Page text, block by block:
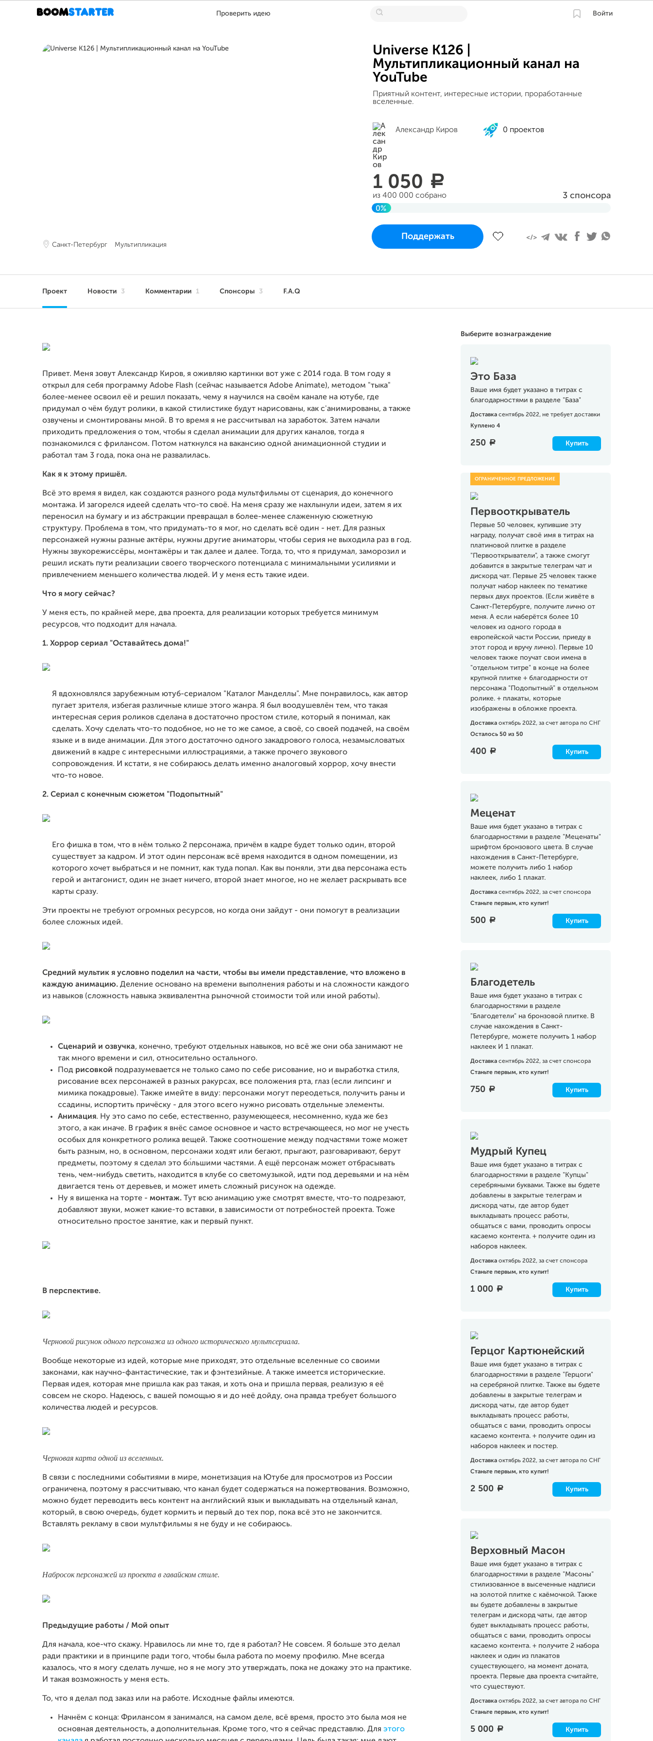
Проверить идею Войти
Санкт-Петербург Мультипликация
Universe K126 |
Мультипликационный канал на
YouTube
Приятный контент, интересные истории, проработанные
вселенные.
Александр Киров 0 проектов
1 050 a
из 400 000 собрано 3 спонсора
0%
Проект начался 20 июня и завершится
как только соберет 100% требуемой суммы или более
Поддержать
Проект Новости 3 Комментарии 1 Спонсоры 3 F.A.Q
Выберите вознаграждение
Это База
Ваше имя будет указано в титрах с
благодарностями в разделе "База"
Доставка сентябрь 2022, не требует доставки
Куплено 4
250 a Купить
Первооткрыватель
Первые 50 человек, купившие эту
награду, получат своё имя в титрах на
платиновой плитке в разделе
"Первооткрыватели", а также смогут
добавится в закрытые телеграм чат и
дискорд чат. Первые 25 человек также
получат набор наклеек по тематике
первых двух проектов. (Если живёте в
Санкт-Петербурге, получите лично от
меня. А если наберётся более 10
человек из одного города в
европейской части России, приеду в
этот город и вручу лично). Первые 10
человек также поучат свои имена в
"отдельном титре" в конце на более
крупной плитке + благодарности от
персонажа "Подопытный" в отдельном
ролике. + плакаты, которые
изображены в обложке проекта.
Доставка октябрь 2022, за счет автора по СНГ
Осталось 50 из 50
400 a Купить
Меценат
Ваше имя будет указано в титрах с
благодарностями в разделе "Меценаты"
шрифтом бронзового цвета. В случае
нахождения в Санкт-Петербурге,
можете получить либо 1 набор
наклеек, либо 1 плакат.
Доставка сентябрь 2022, за счет спонсора
Станьте первым, кто купит!
500 a Купить
Благодетель
Ваше имя будет указано в титрах с
благодарностями в разделе
"Благодетели" на бронзовой плитке. В
случае нахождения в Санкт-
Петербурге, можете получить 1 набор
наклеек И 1 плакат.
Доставка сентябрь 2022, за счет спонсора
Станьте первым, кто купит!
750 a Купить
Мудрый Купец
Ваше имя будет указано в титрах с
благодарностями в разделе "Купцы"
серебряными буквами. Также вы будете
добавлены в закрытые телеграм и
дискорд чаты, где автор будет
выкладывать процесс работы,
общаться с вами, проводить опросы
касаемо контента. + получите один из
наборов наклеек.
Доставка октябрь 2022, за счет спонсора
Станьте первым, кто купит!
1 000 a Купить
Герцог Картюнейский
Ваше имя будет указано в титрах с
благодарностями в разделе "Герцоги"
на серебряной плитке. Также вы будете
добавлены в закрытые телеграм и
дискорд чаты, где автор будет
выкладывать процесс работы,
общаться с вами, проводить опросы
касаемо контента. + получите один из
наборов наклеек и постер.
Доставка октябрь 2022, за счет автора по СНГ
Станьте первым, кто купит!
2 500 a Купить
Верховный Масон
Ваше имя будет указано в титрах с
благодарностями в разделе "Масоны"
стилизованное в высеченные надписи
на золотой плитке с каёмочкой. Также
вы будете добавлены в закрытые
телеграм и дискорд чаты, где автор
будет выкладывать процесс работы,
общаться с вами, проводить опросы
касаемо контента. + получите 2 набора
наклеек и один из плакатов
существующего, на момент доната,
проекта. Первые два проекта считайте,
что существуют.
Доставка октябрь 2022, за счет автора по СНГ
Станьте первым, кто купит!
5 000 a Купить
Привет. Меня зовут Александр Киров, я оживляю картинки вот уже с 2014 года. В том году я
открыл для себя программу Adobe Flash (сейчас называется Adobe Animate), методом "тыка"
более-менее освоил её и решил показать, чему я научился на своём канале на ютубе, где
придумал о чём будут ролики, в какой стилистике будут нарисованы, как с'анимированы, а также
озвучены и смонтированы мной. В то время я не рассчитывал на заработок. Затем начали
приходить предложения о том, чтобы я сделал анимации для других каналов, тогда я
познакомился с фрилансом. Потом наткнулся на вакансию одной анимационной студии и
работал там 3 года, пока она не развалилась.
Как я к этому пришёл.
Всё это время я видел, как создаются разного рода мультфильмы от сценария, до конечного
монтажа. И загорелся идеей сделать что-то своё. На меня сразу же нахлынули идеи, затем я их
переносил на бумагу и из абстракции превращал в более-менее слаженную сюжетную
структуру. Проблема в том, что придумать-то я мог, но сделать всё один - нет. Для разных
персонажей нужны разные актёры, нужны другие аниматоры, чтобы серия не выходила раз в год.
Нужны звукорежиссёры, монтажёры и так далее и далее. Тогда, то, что я придумал, заморозил и
решил искать пути реализации своего творческого потенциала с минимальными усилиями и
привлечением меньшего количества людей. И у меня есть такие идеи.
Что я могу сейчас?
У меня есть, по крайней мере, два проекта, для реализации которых требуется минимум
ресурсов, что подходит для начала.
1. Хоррор сериал "Оставайтесь дома!"
Я вдохновлялся зарубежным ютуб-сериалом "Каталог Манделлы". Мне понравилось, как автор
пугает зрителя, избегая различные клише этого жанра. Я был воодушевлён тем, что такая
интересная серия роликов сделана в достаточно простом стиле, который я понимал, как
сделать. Хочу сделать что-то подобное, но не то же самое, а своё, со своей подачей, на своём
языке и в виде анимации. Для этого достаточно одного закадрового голоса, незамысловатых
движений в кадре с интересными иллюстрациями, а также прочего звукового
сопровождения. И кстати, я не собираюсь делать именно аналоговый хоррор, хочу внести
что-то новое.
2. Сериал с конечным сюжетом "Подопытный"
Его фишка в том, что в нём только 2 персонажа, причём в кадре будет только один, второй
существует за кадром. И этот один персонаж всё время находится в одном помещении, из
которого хочет выбраться и не помнит, как туда попал. Как вы поняли, эти два персонажа есть
герой и антагонист, один не знает ничего, второй знает многое, но не желает раскрывать все
карты сразу.
Эти проекты не требуют огромных ресурсов, но когда они зайдут - они помогут в реализации
более сложных идей.
Средний мультик я условно поделил на части, чтобы вы имели представление, что вложено в
каждую анимацию. Деление основано на времени выполнения работы и на сложности каждого
из навыков (сложность навыка эквивалентна рыночной стоимости той или иной работы).
Сценарий и озвучка, конечно, требуют отдельных навыков, но всё же они оба занимают не
так много времени и сил, относительно остального.
Под рисовкой подразумевается не только само по себе рисование, но и выработка стиля,
рисование всех персонажей в разных ракурсах, все положения рта, глаз (если липсинг и
мимика покадровые). Также имейте в виду: персонажи могут переодеться, получить раны и
ссадины, испортить причёску - для этого всего нужно рисовать отдельные элементы.
Анимация. Ну это само по себе, естественно, разумеющееся, несомненно, куда же без
этого, а как иначе. В график я внёс самое основное и часто встречающееся, но мог не учесть
особых для конкретного ролика вещей. Также соотношение между подчастями тоже может
быть разным, но, в основном, персонажи ходят или бегают, прыгают, разговаривают, берут
предметы, поэтому я сделал это бо́льшими частями. А ещё персонаж может отбрасывать
тень, чем-нибудь светить, находится в клубе со светомузыкой, идти под деревьями и на нём
двигается тень от деревьев, и может иметь сложный рисунок на одежде.
Ну я вишенка на торте - монтаж. Тут всю анимацию уже смотрят вместе, что-то подрезают,
добавляют звуки, может какие-то вставки, в зависимости от потребностей проекта. Тоже
относительно простое занятие, как и первый пункт.
В перспективе.
Черновой рисунок одного персонажа из одного исторического мультсериала.
Вообще некоторые из идей, которые мне приходят, это отдельные вселенные со своими
законами, как научно-фантастические, так и фэнтезийные. А также имеется исторические.
Первая идея, которая мне пришла как раз такая, и хоть она и пришла первая, реализую я её
совсем не скоро. Надеюсь, с вашей помощью я и до неё дойду, она правда требует большого
количества людей и ресурсов.
Черновая карта одной из вселенных.
В связи с последними событиями в мире, монетизация на Ютубе для просмотров из России
ограничена, поэтому я рассчитываю, что канал будет содержаться на пожертвования. Возможно,
можно будет переводить весь контент на английский язык и выкладывать на отдельный канал,
который, в свою очередь, будет кормить и первый до тех пор, пока всё это не закончится.
Вставлять рекламу в свои мультфильмы я не буду и не собираюсь.
Набросок персонажей из проекта в гавайском стиле.
Предыдущие работы / Мой опыт
Для начала, кое-что скажу. Нравилось ли мне то, где я работал? Не совсем. Я больше это делал
ради практики и в принципе ради того, чтобы была работа по моему профилю. Мне всегда
казалось, что я могу сделать лучше, но я не могу это утверждать, пока не докажу это на практике.
И такая возможность у меня есть.
То, что я делал под заказ или на работе. Исходные файлы имеются.
Начнём с конца: Фрилансом я занимался, на самом деле, всё время, просто это была моя не
основная деятельность, а дополнительная. Кроме того, что я сейчас представлю. Для этого